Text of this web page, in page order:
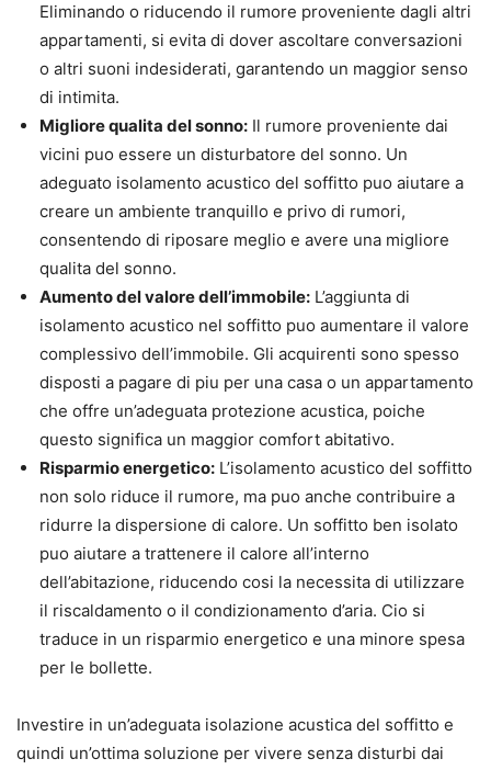
Eliminando o riducendo il rumore proveniente dagli altri
appartamenti, si evita di dover ascoltare conversazioni
o altri suoni indesiderati, garantendo un maggior senso
di intimita.
Migliore qualita del sonno: Il rumore proveniente dai
vicini puo essere un disturbatore del sonno. Un
adeguato isolamento acustico del soffitto puo aiutare a
creare un ambiente tranquillo e privo di rumori,
consentendo di riposare meglio e avere una migliore
qualita del sonno.
Aumento del valore dell’immobile: L’aggiunta di
isolamento acustico nel soffitto puo aumentare il valore
complessivo dell’immobile. Gli acquirenti sono spesso
disposti a pagare di piu per una casa o un appartamento
che offre un’adeguata protezione acustica, poiche
questo significa un maggior comfort abitativo.
Risparmio energetico: L’isolamento acustico del soffitto
non solo riduce il rumore, ma puo anche contribuire a
ridurre la dispersione di calore. Un soffitto ben isolato
puo aiutare a trattenere il calore all’interno
dell’abitazione, riducendo cosi la necessita di utilizzare
il riscaldamento o il condizionamento d’aria. Cio si
traduce in un risparmio energetico e una minore spesa
per le bollette.
Investire in un’adeguata isolazione acustica del soffitto e
quindi un’ottima soluzione per vivere senza disturbi dai